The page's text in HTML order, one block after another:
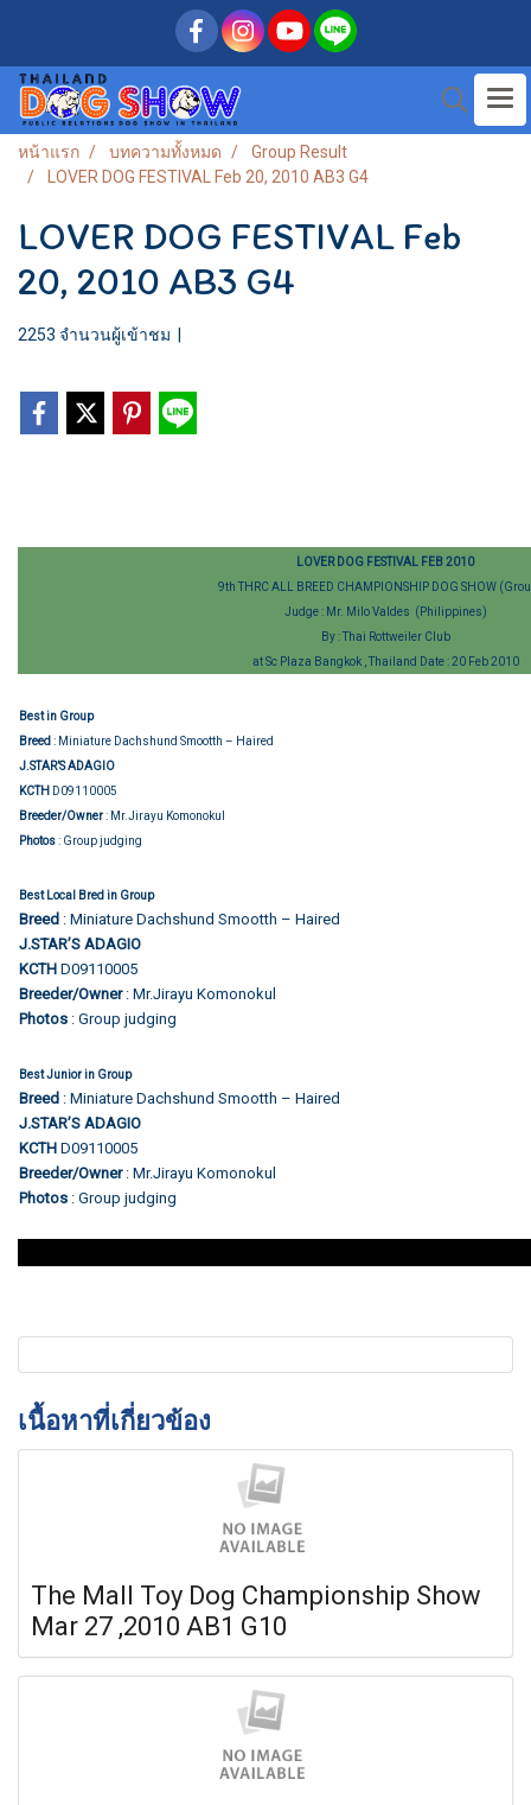
หน้าแรก บทความทั้งหมด
Group Result
LOVER DOG FESTIVAL Feb 20, 2010 AB3 G4
LOVER DOG FESTIVAL Feb
20, 2010 AB3 G4
2253 จำนวนผู้เข้าชม
LOVER DOG FESTIVAL FEB 2010
9th THRC ALL BREED CHAMPIONSHIP DOG SHOW
Judge : Mr. Milo Valdes (Philippines)
By : Thai Rottweiler Club
at Sc Plaza Bangkok , Thailand Date : 20 Feb 2010
Best in Group
Breed : Miniature Dachshund Smootth – Haired
J.STAR’S ADAGIO
KCTH D09110005
Breeder/Owner: Mr.Jirayu Komonokul
Photos: Group judging
Best Local Bred in Group
Breed : Miniature Dachshund Smootth – Haired
J.STAR’S ADAGIO
KCTH D09110005
Breeder/Owner : Mr.Jirayu Komonokul
Photos : Group judging
Best Junior in Group
Breed : Miniature Dachshund Smootth – Haired
J.STAR’S ADAGIO
KCTH D09110005
Breeder/Owner : Mr.Jirayu Komonokul
Photos : Group judging
เนื้อหาที่เกี่ยวข้อง
The Mall Toy Dog Championship Show
Mar 27 ,2010 AB1 G10